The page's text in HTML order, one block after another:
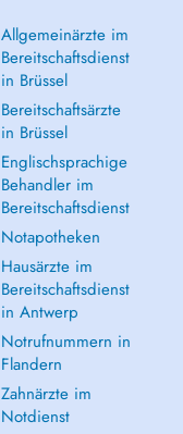
Allgemeinärzte im
Bereitschaftsdienst
in Brüssel
Bereitschaftsärzte
in Brüssel
Englischsprachige
Behandler im
Bereitschaftsdienst
Notapotheken
Hausärzte im
Bereitschaftsdienst
in Antwerp
Notrufnummern in
Flandern
Zahnärzte im
Notdienst